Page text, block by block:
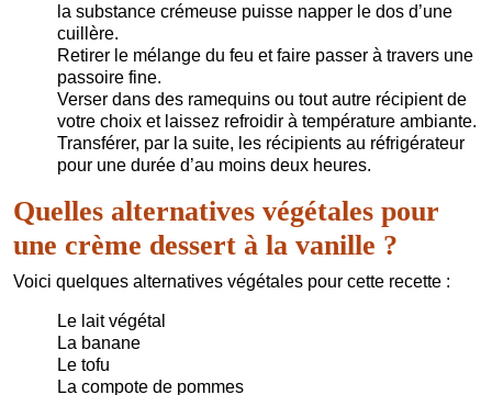
la substance crémeuse puisse napper le dos d’une
cuillère.
Retirer le mélange du feu et faire passer à travers une
passoire fine.
Verser dans des ramequins ou tout autre récipient de
votre choix et laissez refroidir à température ambiante.
Transférer, par la suite, les récipients au réfrigérateur
pour une durée d’au moins deux heures.
Quelles alternatives végétales pour
une crème dessert à la vanille ?
Voici quelques alternatives végétales pour cette recette :
Le lait végétal
La banane
Le tofu
La compote de pommes